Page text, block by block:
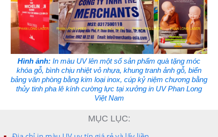
Hình ảnh: In màu UV lên một số sản phẩm quà tặng móc
khóa gỗ, bình chịu nhiệt vỏ nhựa, khung tranh ảnh gỗ, biển
bảng văn phòng bằng kim loại inox, cúp kỷ niệm chương bằng
thủy tinh pha lê kính cường lực tại xưởng in UV Phan Long
Việt Nam
MỤC LỤC: